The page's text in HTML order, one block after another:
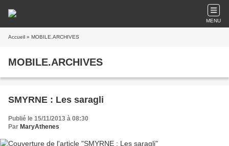
MENU
Accueil » MOBILE.ARCHIVES
MOBILE.ARCHIVES
SMYRNE : Les saragli
Publié le 15/11/2013 à 08:30
Par MaryAthenes